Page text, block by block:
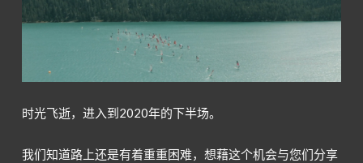
时光飞逝，进入到2020年的下半场。
我们知道路上还是有着重重困难，想藉这个机会与您们分享